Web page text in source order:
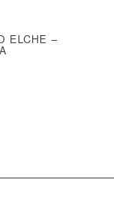
ELCHE –